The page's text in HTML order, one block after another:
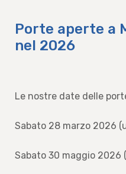
Porte aperte a
nel 2026
Le nostre date delle
Sabato 28 marzo 2026
Sabato 30 maggio 2026